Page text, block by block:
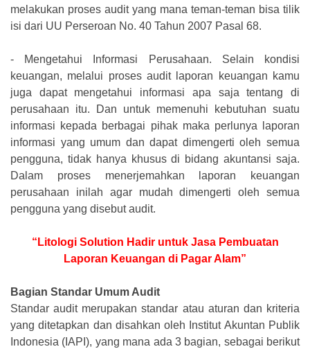
melakukan proses audit yang mana teman-teman bisa tilik
isi dari UU Perseroan No. 40 Tahun 2007 Pasal 68.
-
Mengetahui Informasi Perusahaan. Selain kondisi
keuangan, melalui proses audit laporan keuangan kamu
juga dapat mengetahui informasi apa saja tentang di
perusahaan itu. Dan untuk memenuhi kebutuhan suatu
informasi kepada berbagai pihak maka perlunya laporan
informasi yang umum dan dapat dimengerti oleh semua
pengguna, tidak hanya khusus di bidang akuntansi saja.
Dalam proses menerjemahkan laporan keuangan
perusahaan inilah agar mudah dimengerti oleh semua
pengguna yang disebut audit.
“Litologi Solution Hadir untuk Jasa Pembuatan
Laporan Keuangan di Pagar Alam”
Bagian Standar Umum Audit
Standar audit merupakan standar atau aturan dan kriteria
yang ditetapkan dan disahkan oleh Institut Akuntan Publik
Indonesia (IAPI), yang mana ada 3 bagian, sebagai berikut